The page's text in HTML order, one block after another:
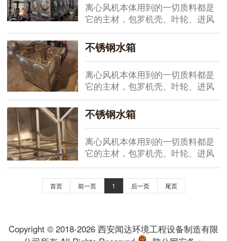
离心风机本体用到的一切质料都是
它的主材，包罗机壳、叶轮、进风
口的材质，以是应当会触及到有良
多的品种，为了合用分歧的工况和
工艺要求，离心风机常见的主材及
对应型号有几...
不锈钢水箱
离心风机本体用到的一切质料都是
它的主材，包罗机壳、叶轮、进风
口的材质，以是应当会触及到有良
多的品种，为了合用分歧的工况和
工艺要求，离心风机常见的主材及
对应型号有几...
不锈钢水箱
离心风机本体用到的一切质料都是
它的主材，包罗机壳、叶轮、进风
口的材质，以是应当会触及到有良
多的品种，为了合用分歧的工况和
工艺要求，离心风机常见的主材及
首页 前一页 1 后一页 尾页
Copyright © 2018-2026 西安闻达环境工程设备制造有限